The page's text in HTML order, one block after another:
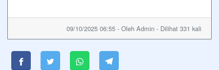
09/10/2025 06:55 - Oleh Admin - Dilihat 331 kali